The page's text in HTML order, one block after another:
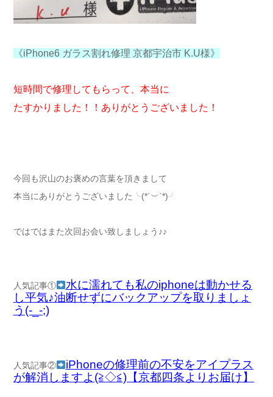
《iPhone6 ガラス割れ修理 京都宇治市 K.U様》
短時間で修理してもらって、本当に
たすかりました！！ありがとうございました！
今回も沢山のお褒めの言葉を頂きまして
本当にありがとうございました╰(*´︶`*)╯
ではではまた次回お会い致しましょう♪♪
人気記事①
水に濡れても私のiphoneは動かせる
し平気♪油断せずにバックアップを取りましょ
う(-_-;)
人気記事②
iPhoneの修理前の不安をアイプラス
が解消しますよ(≧◇≦)【京都四条よりお届け】